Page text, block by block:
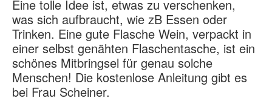
Eine tolle Idee ist, etwas zu verschenken,
was sich aufbraucht, wie zB Essen oder
Trinken. Eine gute Flasche Wein, verpackt in
einer selbst genähten Flaschentasche, ist ein
schönes Mitbringsel für genau solche
Menschen! Die kostenlose Anleitung gibt es
bei Frau Scheiner.